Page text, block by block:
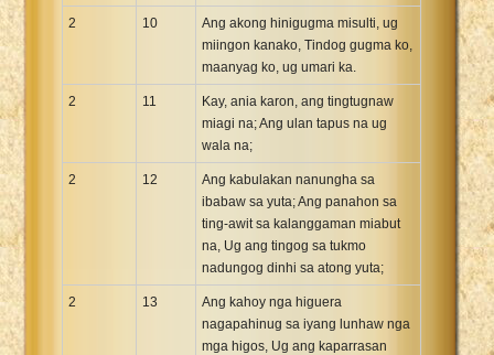
2 10
Ang akong hinigugma misulti, ug
miingon kanako, Tindog gugma ko,
maanyag ko, ug umari ka.
2 11
Kay, ania karon, ang tingtugnaw
miagi na; Ang ulan tapus na ug
wala na;
2 12
Ang kabulakan nanungha sa
ibabaw sa yuta; Ang panahon sa
ting-awit sa kalanggaman miabut
na, Ug ang tingog sa tukmo
nadungog dinhi sa atong yuta;
2 13
Ang kahoy nga higuera
nagapahinug sa iyang lunhaw nga
mga higos, Ug ang kaparrasan